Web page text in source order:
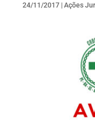
24/11/2017|Ações